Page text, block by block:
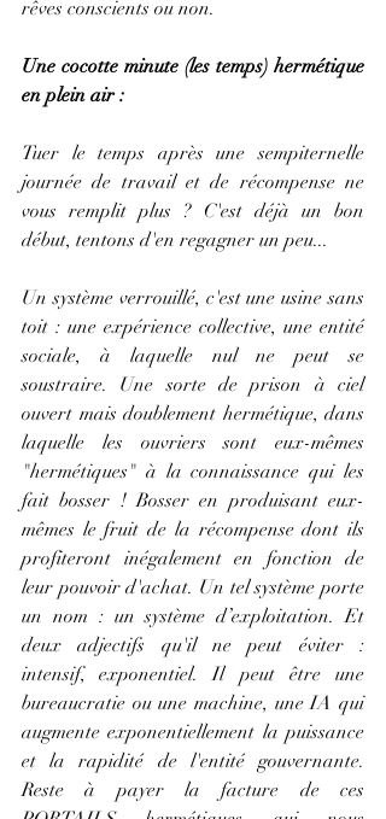
rêves conscients ou non.
Une cocotte minute (les temps) hermétique
en plein air :
Tuer le temps après une sempiternelle
journée de travail et de récompense ne
vous remplit plus ? C'est déjà un bon
début, tentons d'en regagner un peu...
Un système verrouillé, c'est une usine sans
toit : une expérience collective, une entité
sociale, à laquelle nul ne peut se
soustraire. Une sorte de prison à ciel
ouvert mais doublement hermétique, dans
laquelle les ouvriers sont eux-mêmes
"hermétiques" à la connaissance qui les
fait bosser ! Bosser en produisant eux-
mêmes le fruit de la récompense dont ils
profiteront inégalement en fonction de
leur pouvoir d'achat. Un tel système porte
un nom : un système d’exploitation. Et
deux adjectifs qu'il ne peut éviter :
intensif, exponentiel. Il peut être une
bureaucratie ou une machine, une IA qui
augmente exponentiellement la puissance
et la rapidité de l'entité gouvernante.
Reste à payer la facture de ces